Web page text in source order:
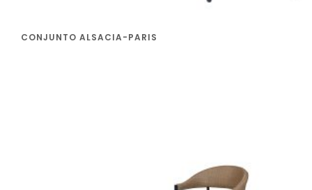
CONJUNTO ALSACIA-PARIS